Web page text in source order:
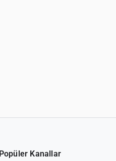
Popüler Kanallar